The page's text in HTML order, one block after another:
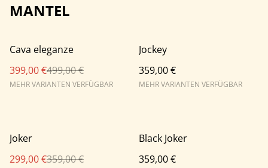
MANTEL
%
Cava eleganze
399,00 €499,00 €
MEHR VARIANTEN VERFÜGBAR
Jockey
359,00 €
MEHR VARIANTEN VERFÜGBAR
%
Joker
299,00 €359,00 €
Black Joker
359,00 €